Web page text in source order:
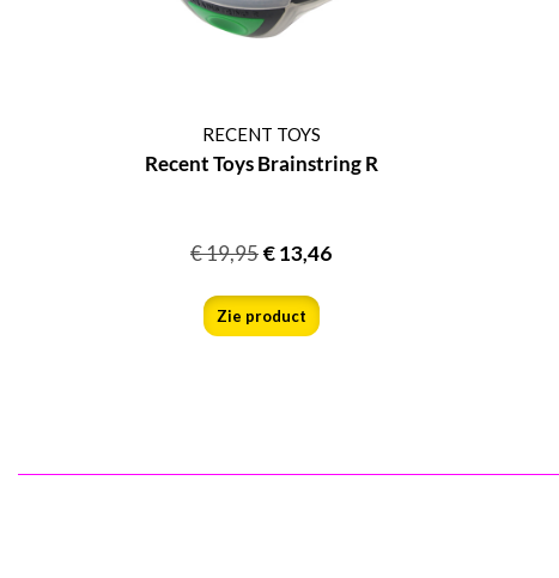
RECENT TOYS
Recent Toys Brainstring R
€19,95€13,46
Zie product